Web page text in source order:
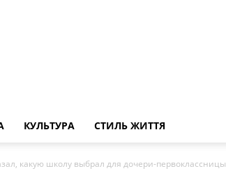
КУЛЬТУРА СТИЛЬ ЖИТТЯ
какую школу выбрал для дочери-первоклассницы